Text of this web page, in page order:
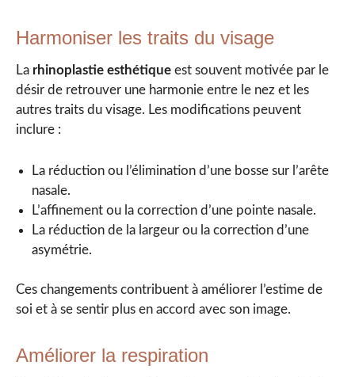
Harmoniser les traits du visage
La rhinoplastie esthétique est souvent motivée par le
désir de retrouver une harmonie entre le nez et les
autres traits du visage. Les modifications peuvent
inclure :
La réduction ou l’élimination d’une bosse sur l’arête
nasale.
L’affinement ou la correction d’une pointe nasale.
La réduction de la largeur ou la correction d’une
asymétrie.
Ces changements contribuent à améliorer l’estime de
soi et à se sentir plus en accord avec son image.
Améliorer la respiration